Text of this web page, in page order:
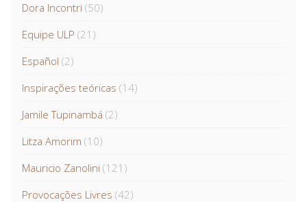
Dora Incontri (50)
Equipe ULP (21)
Español (2)
Inspirações teóricas (14)
Jamile Tupinambá (2)
Litza Amorim (10)
Mauricio Zanolini (121)
Provocações Livres (42)